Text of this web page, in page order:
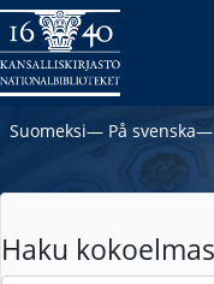
Suomeksi― På svenska―
Haku